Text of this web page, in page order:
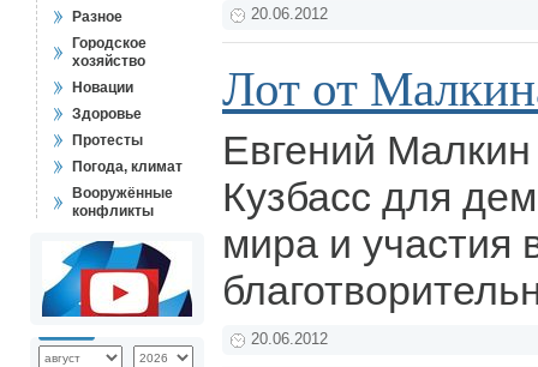
Разное
Городское
хозяйство
Новации
Здоровье
Протесты
Погода, климат
Вооружённые
конфликты
20.06.2012
Лот от
Евгений
Кузбасс для
мира и участия
20.06.2012